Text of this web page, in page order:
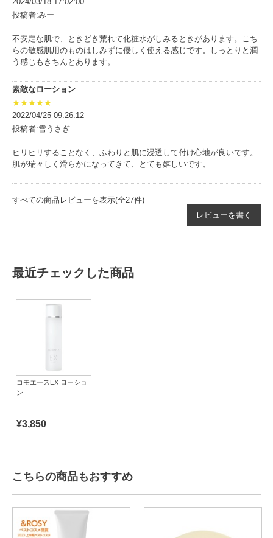
投稿者:みー
不安定な肌で、ときどき荒れて化粧水がしみるときがあります。こち
らの敏感肌用のものはしみずに優しく使える感じです。しっとりと潤
う感じもきちんとあります。
素敵なローション
★★★★★
2022/04/25 09:26:12
投稿者:雪うさぎ
ヒリヒリすることなく、ふわりと肌に浸透して付け心地が良いです。
肌が瑞々しく滑らかになってきて、とても嬉しいです。
すべての商品レビューを表示(全27件)
レビューを書く
最近チェックした商品
コモエースEX ローショ
ン
¥3,850
こちらの商品もおすすめ